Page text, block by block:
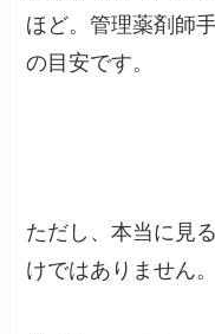
ほど。管理薬剤師
の目安です。
ただし、本当に見
けではありません。